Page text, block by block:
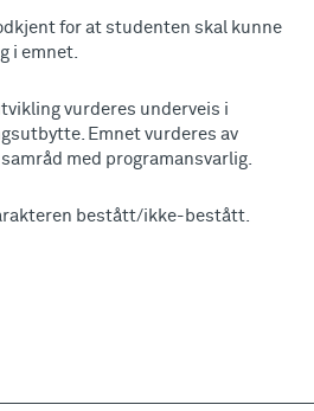
for at studenten skal kunne
i emnet.
vurderes underveis i
Emnet vurderes av
med programansvarlig.
bestått/ikke-bestått.